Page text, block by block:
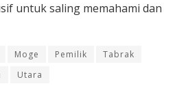
untuk saling memahami dan
Moge Pemilik
Tabrak
Utara